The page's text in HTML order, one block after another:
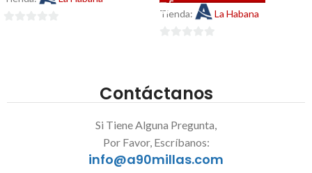
Tienda: La Habana
Contáctanos
Si Tiene Alguna Pregunta,
Por Favor, Escríbanos:
info@a90millas.com